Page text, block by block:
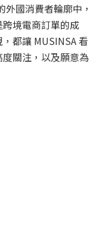
外國消費者輪廓中，
境電商訂單的成
都讓 MUSINSA 看
關注，以及願意為